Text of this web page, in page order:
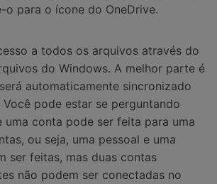
o para o ícone do OneDrive.
a todos os arquivos através do
do Windows. A melhor parte é
automaticamente sincronizado
pode estar se perguntando
uma conta pode ser feita para uma
ou seja, uma pessoal e uma
ser feitas, mas duas contas
não podem ser conectadas no